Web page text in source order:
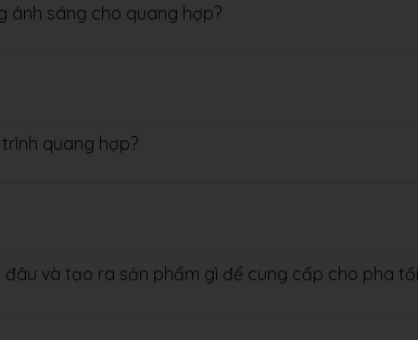
ánh sáng cho quang hợp?
quang hợp?
và tạo ra sản phẩm gì để cung cấp cho pha